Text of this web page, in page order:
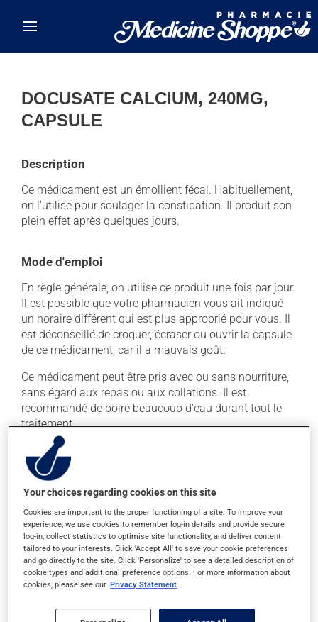
DOCUSATE CALCIUM, 240MG,
CAPSULE
Description
Ce médicament est un émollient fécal. Habituellement,
on l'utilise pour soulager la constipation. Il produit son
plein effet après quelques jours.
Mode d'emploi
En règle générale, on utilise ce produit une fois par jour.
Il est possible que votre pharmacien vous ait indiqué
un horaire différent qui est plus approprié pour vous. Il
est déconseillé de croquer, écraser ou ouvrir la capsule
de ce médicament, car il a mauvais goût.
Ce médicament peut être pris avec ou sans nourriture,
sans égard aux repas ou aux collations. Il est
recommandé de boire beaucoup d'eau durant tout le
traitement.
Effets indésirables
En plus de ses effets recherchés, ce produit peut à
l'occasion entraîner certains effets indésirables (effets
secondaires), notamment :
il peut provoquer des maux de ventre, des crampes.
Chaque personne peut réagir différemment à un
traitement. Si vous croyez que ce produit est la cause
mentionné ici ou non, discutez-en avec votre médecin
Your choices regarding cookies on this site
Cookies are important to the proper functioning of a site. To improve your
experience, we use cookies to remember log-in details and provide secure
log-in, collect statistics to optimise site functionality, and deliver content
tailored to your interests. Click 'Accept All' to save your cookie preferences
and go directly to the site. Click 'Personalize' to see a detailed description of
cookie types and additional preference options. For more information about
cookies, please see our Privacy Statement